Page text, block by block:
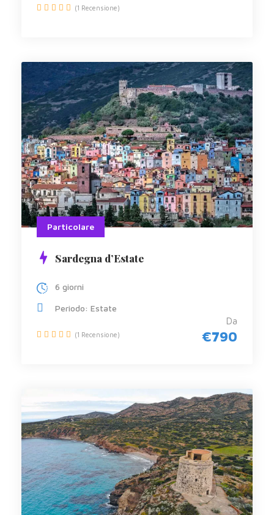
(1 Recensione)
Particolare
Sardegna d’Estate
Da
€790
6 giorni
Periodo: Estate
(1 Recensione)